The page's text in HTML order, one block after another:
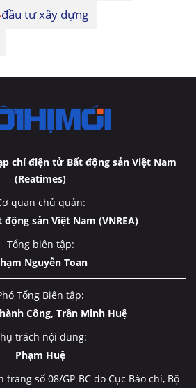
đầu tư xây dựng
chí điện tử Bất động sản Việt Nam
(Reatimes)
quan chủ quản:
sản Việt Nam (VNREA)
Tổng biên tập:
Nguyễn Toan
Tổng Biên tập:
Công, Trần Minh Huệ
trách nội dung:
Phạm Huệ
số 08/GP-BC do Cục Báo chí, Bộ